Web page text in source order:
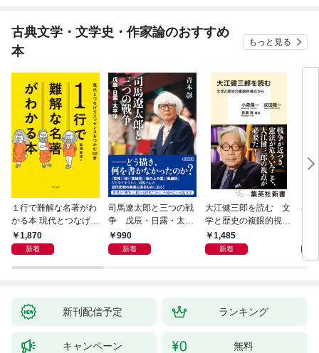
古典文学・文学史・作家論のおすすめ
本
もっと見る
１行で難解な名著がわ
かる本 現代とつなげて
エッセンスをつかむ50
冊
1,870
新着
司馬遼太郎と三つの戦
争 戊辰・日露・太平
洋990
新着
大江健三郎を読む 文
学と歴史の複眼的視点
から1,485
新着
出
新刊配信予定 ランキング
キャンペーン 無料